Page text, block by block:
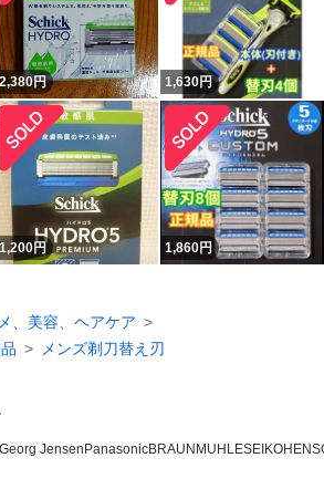
2,380円 1,630円
1,200円 1,860円
、美容、ヘアケア
メンズ剃刀替え刃
Georg Jensen PanasonicBRAUN MUHLESEIKO